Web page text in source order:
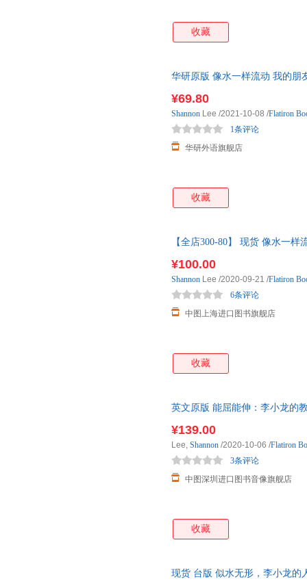
收藏
华研原版 像水一样流动 我的朋
¥69.80
华研外语旗舰店
1条评论
Shannon Lee /2021-10-08 /Flatiron
收藏
【全店300-80】 现货 像水一
¥100.00
中图上海进口图书旗舰店
6条评论
Shannon Lee /2020-09-21 /Flatiron
收藏
英文原版 能屈能伸：李小龙的
¥139.00
中图深圳进口图书音像旗舰店
3条评论
Lee, Shannon /2020-10-06 /Flatiron
收藏
现货 台版 似水无形，李小龙的